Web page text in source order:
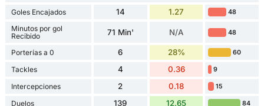
Goles Encajados
14 1.27 48
Minutos por gol
Recibido
71 Min' N/A 48
Porterías a 0 6 28% 60
Tackles 4 0.36 9
Intercepciones 2 0.18 15
Duelos 139 12.65 84